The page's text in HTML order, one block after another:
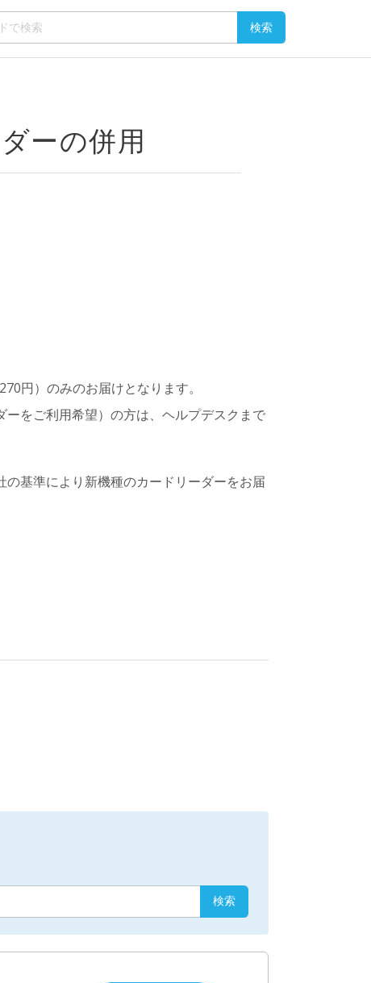
ーの併用
円）のみのお届けとなります。
をご利用希望）の方は、ヘルプデスクまで
基準により新機種のカードリーダーをお届